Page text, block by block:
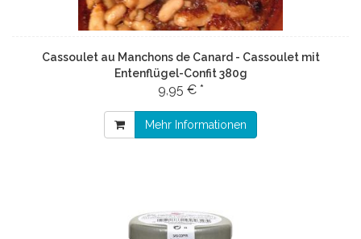
Cassoulet au Manchons de Canard - Cassoulet mit
Entenflügel-Confit 380g
9,95 € *
Mehr Informationen